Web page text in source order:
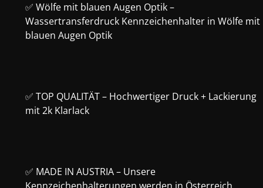
✅ Wölfe mit blauen Augen Optik –
Wassertransferdruck Kennzeichenhalter in Wölfe mit
blauen Augen Optik
✅ TOP QUALITÄT – Hochwertiger Druck + Lackierung
mit 2k Klarlack
✅ MADE IN AUSTRIA – Unsere